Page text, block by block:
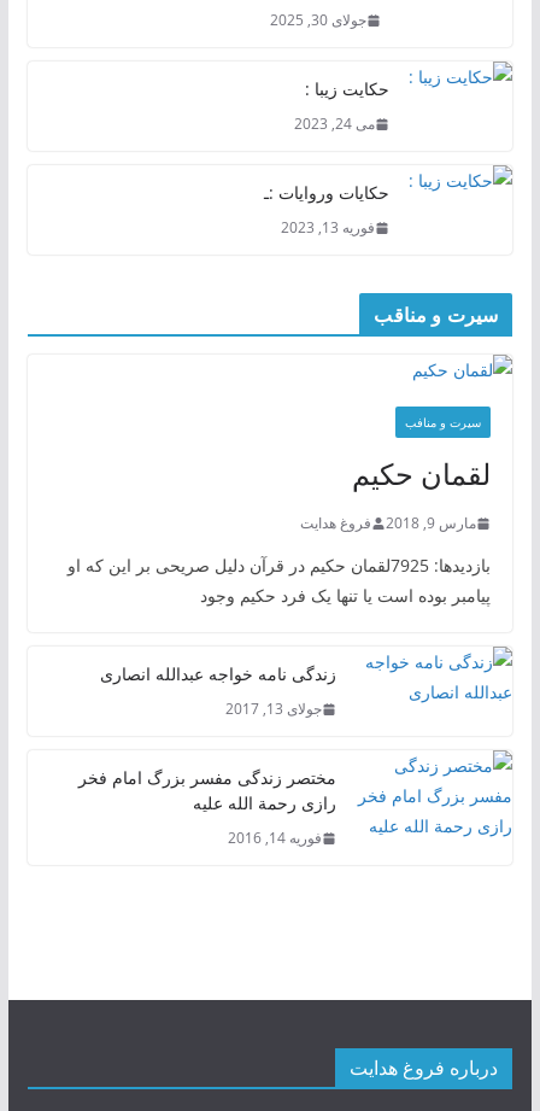
جولای 30, 2025
حکایت زیبا :
می 24, 2023
حکایات وروایات :ـ
فوریه 13, 2023
سیرت و مناقب
سیرت و منافب
لقمان حکیم
مارس 9, 2018 فروغ هدایت
بازدیدها: 7925لقمان حکیم در قرآن دلیل صریحی بر این که او
پیامبر بوده است یا تنها یک فرد حکیم وجود
زندگی نامه خواجه عبدالله انصاری
جولای 13, 2017
مختصر زندگی مفسر بزرگ امام فخر
رازی رحمة الله علیه
فوریه 14, 2016
درباره فروغ هدایت